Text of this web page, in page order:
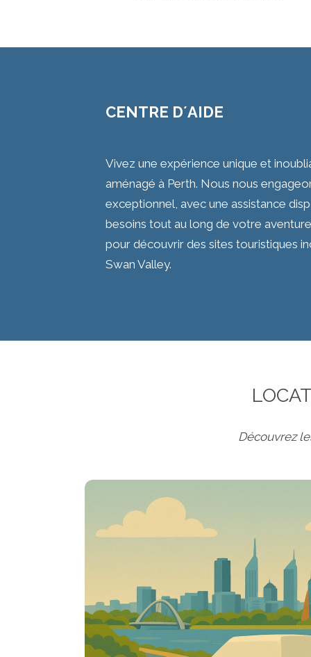
CENTRE D´AIDE
Vivez une expérience unique et
aménagé à Perth. Nous nous
exceptionnel, avec une assistance
besoins tout au long de votre
pour découvrir des sites touristiques
Swan Valley.
Découvrez